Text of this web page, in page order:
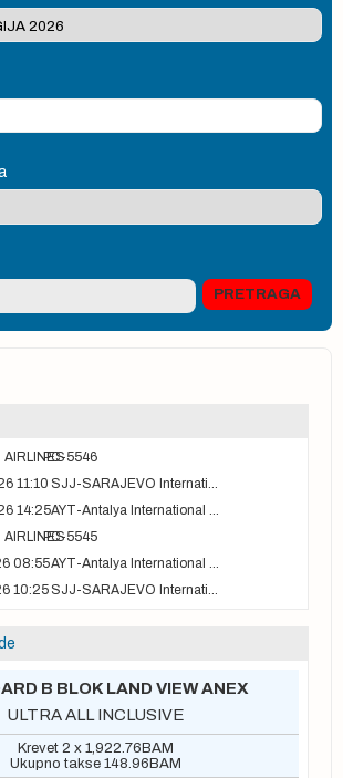
AIRLINESPC-5546
11:10
SJJ-SARAJEVO International Airport
14:25
AYT-Antalya International airport
AIRLINESPC-5545
08:55
AYT-Antalya International airport
10:25
SJJ-SARAJEVO International Airport
B BLOK LAND VIEW ANEX
ULTRA ALL INCLUSIVE
Krevet 2 x 1,922.76 BAM
Ukupno takse 148.96 BAM